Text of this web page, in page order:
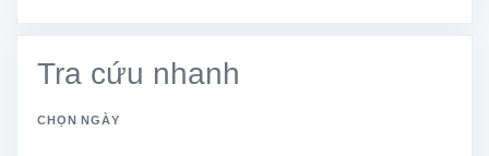
Tra cứu nhanh
CHỌN NGÀY